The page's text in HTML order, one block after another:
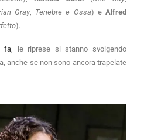
Gray, Tenebre e Ossa) eAlfred
).
fa , le riprese si stanno svolgendo
anche se non sono ancora trapelate